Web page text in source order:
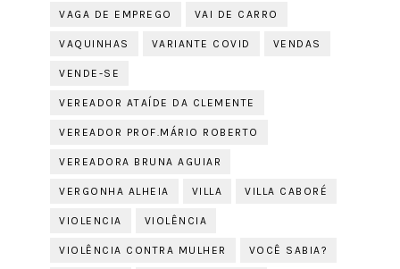
VAGA DE EMPREGO VAI DE CARRO
VAQUINHAS VARIANTE COVID VENDAS
VENDE-SE
VEREADOR ATAÍDE DA CLEMENTE
VEREADOR PROF.MÁRIO ROBERTO
VEREADORA BRUNA AGUIAR
VERGONHA ALHEIA VILLA VILLA CABORÉ
VIOLENCIA VIOLÊNCIA
VIOLÊNCIA CONTRA MULHER VOCÊ SABIA?